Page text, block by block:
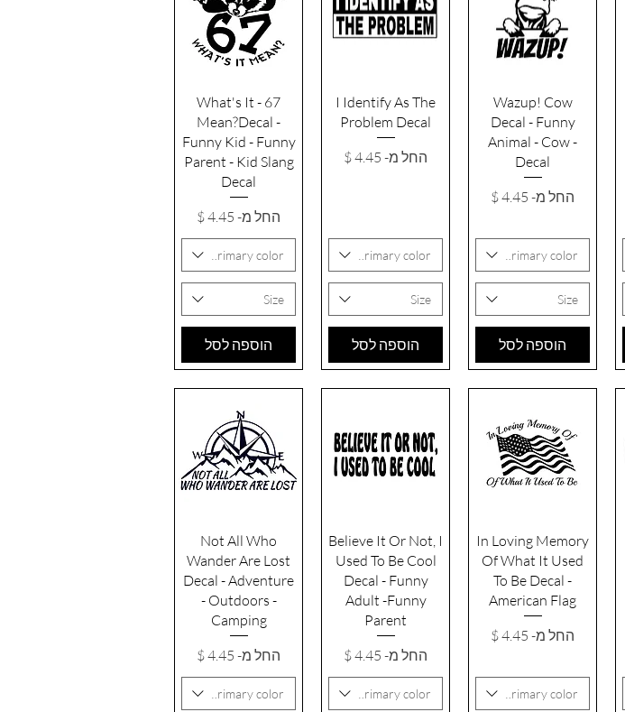
תצוגה מהירה
Wazup! Cow
Decal - Funny
Animal - Cow -
Decal
החל מ-
מחיר מבצע
Primary color
Size
הוספה לסל
תצוגה מהירה
I Identify As The
Problem Decal
החל מ-
מחיר מבצע
Primary color
Size
הוספה לסל
תצוגה מהירה
67 - What's It
Mean?Decal -
Funny Kid - Funny
Parent - Kid Slang
Decal
החל מ-
מחיר מבצע
Primary color
Size
הוספה לסל
תצוגה מהירה
In Loving Memory
Of What It Used
To Be Decal -
American Flag
החל מ-
מחיר מבצע
Primary color
תצוגה מהירה
Believe It Or Not, I
Used To Be Cool
Decal - Funny
Adult -Funny
Parent
החל מ-
מחיר מבצע
Primary color
תצוגה מהירה
Not All Who
Wander Are Lost
Decal - Adventure
- Outdoors -
Camping
החל מ-
מחיר מבצע
Primary color